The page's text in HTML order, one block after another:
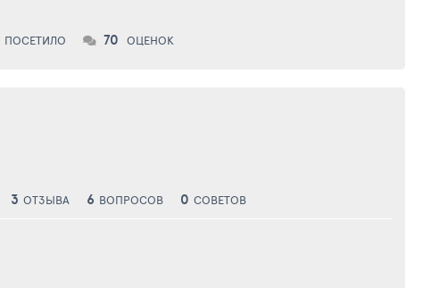
ПОСЕТИЛО 70 ОЦЕНОК
3 ОТЗЫВА 6 ВОПРОСОВ 0 СОВЕТОВ